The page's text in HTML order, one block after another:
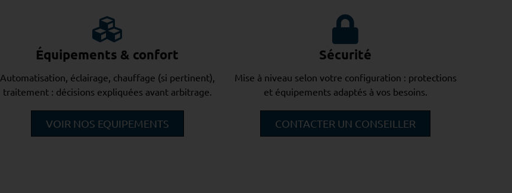
Équipements & confort
Automatisation, éclairage, chauffage (si pertinent),
traitement : décisions expliquées avant arbitrage.
VOIR NOS EQUIPEMENTS
Sécurité
Mise à niveau selon votre configuration : protections
et équipements adaptés à vos besoins.
CONTACTER UN CONSEILLER